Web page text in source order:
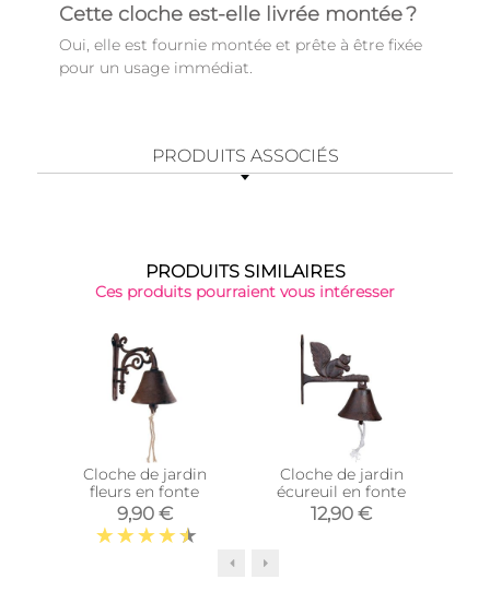
Cette cloche est‑elle livrée montée ?
Oui, elle est fournie montée et prête à être fixée
pour un usage immédiat.
PRODUITS ASSOCIÉS
PRODUITS SIMILAIRES
Ces produits pourraient vous intéresser
Cloche de jardin
fleurs en fonte
9,90 €
Cloche de jardin
écureuil en fonte
12,90 €